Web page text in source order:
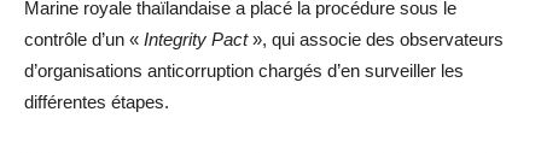
Marine royale thaïlandaise a placé la procédure sous le
contrôle d’un « Integrity Pact», qui associe des observateurs
d’organisations anticorruption chargés d’en surveiller les
différentes étapes.